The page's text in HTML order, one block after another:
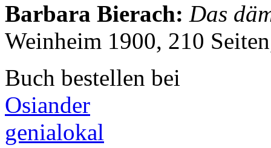
Barbara Bierach: Das
Weinheim 1900, 210
Buch bestellen bei
Osiander
genialokal